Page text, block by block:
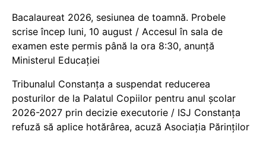
Bacalaureat 2026, sesiunea de toamnă. Probele
scrise încep luni, 10 august / Accesul în sala de
examen este permis până la ora 8:30, anunță
Ministerul Educației
Tribunalul Constanța a suspendat reducerea
posturilor de la Palatul Copiilor pentru anul școlar
2026-2027 prin decizie executorie / ISJ Constanța
refuză să aplice hotărârea, acuză Asociația Părinților